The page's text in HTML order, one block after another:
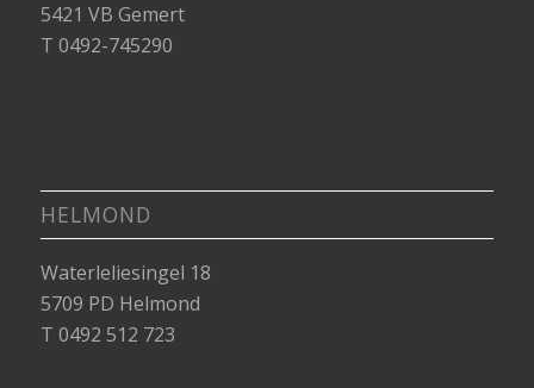
5421 VB Gemert
T 0492-745290
HELMOND
Waterleliesingel 18
5709 PD Helmond
T 0492 512 723